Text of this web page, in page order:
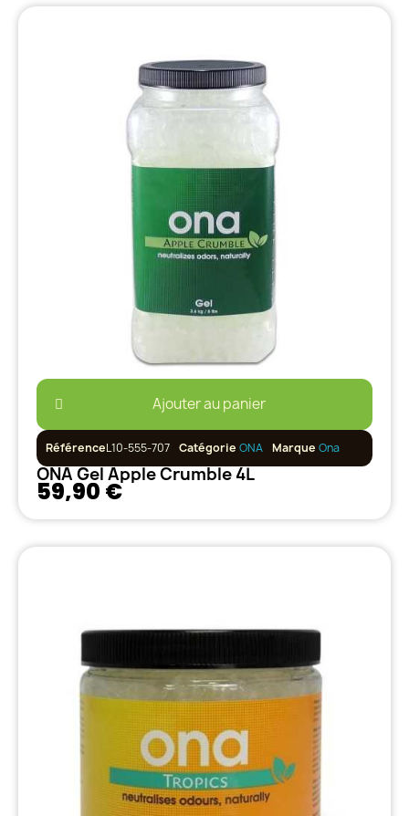
Ajouter au panier
RéférenceL10-555-707 Catégorie ONA Marque Ona
ONA Gel Apple Crumble 4L
59,90 €